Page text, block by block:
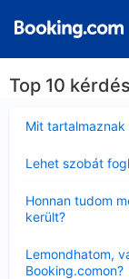
Top 10 kérdés
Mit
Lehet szobát
Honnan tudom
került?
Lemondhatom,
Booking.comon?